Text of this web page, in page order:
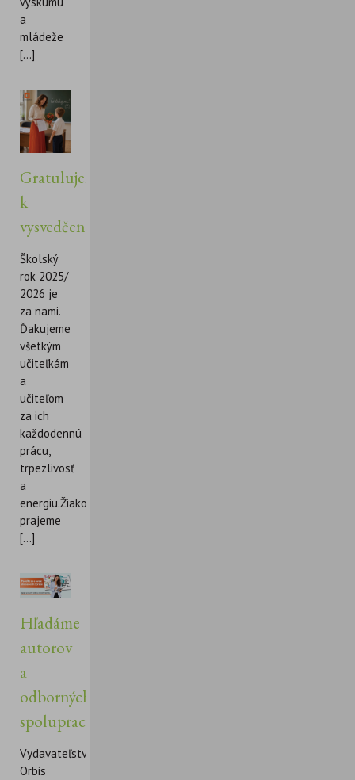
a
mládeže
[...]
Gratulujeme
k
vysvedčeniu!
Školský
rok 2025/
2026 je
za nami.
Ďakujeme
všetkým
učiteľkám
a
učiteľom
za ich
každodennú
prácu,
trpezlivosť
a
energiu.Žiakom
prajeme
[...]
Hľadáme
autorov
a
odborných
spolupracovníkov
Vydavateľstvo
Orbis